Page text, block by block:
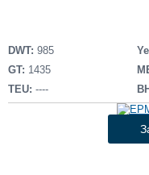
Пульс
Новости
Компании
Репутация
DWT: 985
GT: 1435
TEU: ----